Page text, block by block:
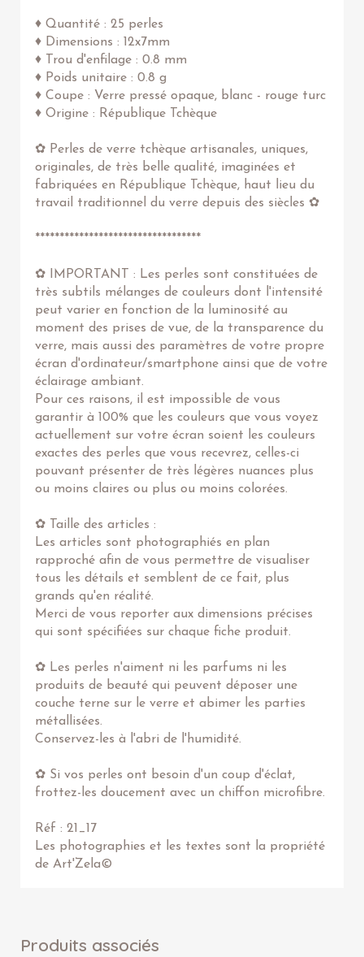
♦ Quantité : 25 perles
♦ Dimensions : 12x7mm
♦ Trou d'enfilage : 0.8 mm
♦ Poids unitaire : 0.8 g
♦ Coupe : Verre pressé opaque, blanc - rouge turc
♦ Origine : République Tchèque
✿ Perles de verre tchèque artisanales, uniques,
originales, de très belle qualité, imaginées et
fabriquées en République Tchèque, haut lieu du
travail traditionnel du verre depuis des siècles ✿
**********************************
✿ IMPORTANT : Les perles sont constituées de
très subtils mélanges de couleurs dont l'intensité
peut varier en fonction de la luminosité au
moment des prises de vue, de la transparence du
verre, mais aussi des paramètres de votre propre
écran d'ordinateur/smartphone ainsi que de votre
éclairage ambiant.
Pour ces raisons, il est impossible de vous
garantir à 100% que les couleurs que vous voyez
actuellement sur votre écran soient les couleurs
exactes des perles que vous recevrez, celles-ci
pouvant présenter de très légères nuances plus
ou moins claires ou plus ou moins colorées.
✿ Taille des articles :
Les articles sont photographiés en plan
rapproché afin de vous permettre de visualiser
tous les détails et semblent de ce fait, plus
grands qu'en réalité.
Merci de vous reporter aux dimensions précises
qui sont spécifiées sur chaque fiche produit.
✿ Les perles n'aiment ni les parfums ni les
produits de beauté qui peuvent déposer une
couche terne sur le verre et abimer les parties
métallisées.
Conservez-les à l'abri de l'humidité.
✿ Si vos perles ont besoin d'un coup d'éclat,
frottez-les doucement avec un chiffon microfibre.
Réf : 21_17
Les photographies et les textes sont la propriété
de Art'Zela©
Produits associés